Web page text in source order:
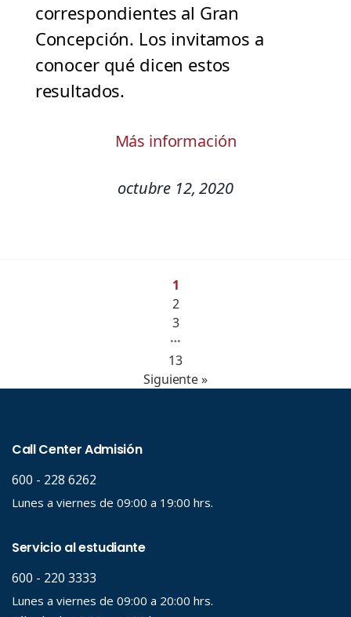
correspondientes al Gran
Concepción. Los invitamos a
conocer qué dicen estos
resultados.
Más información
octubre 12, 2020
1
2
3
…
13
Siguiente »